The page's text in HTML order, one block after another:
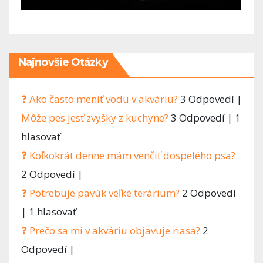
Človek
Najnovšie Otázky
❓ Ako často meniť vodu v akváriu? 3 Odpovedí |
Môže pes jesť zvyšky z kuchyne? 3 Odpovedí | 1
hlasovať
❓ Koľkokrát denne mám venčiť dospelého psa?
2 Odpovedí |
❓ Potrebuje pavúk veľké terárium? 2 Odpovedí
| 1 hlasovať
❓ Prečo sa mi v akváriu objavuje riasa? 2
Odpovedí |